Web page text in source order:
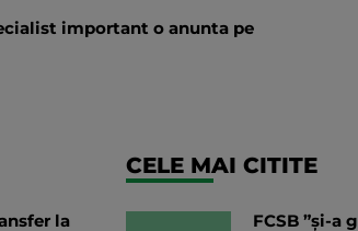
important o anunta pe
la
CELE MAI CITITE
FCSB ”și-a